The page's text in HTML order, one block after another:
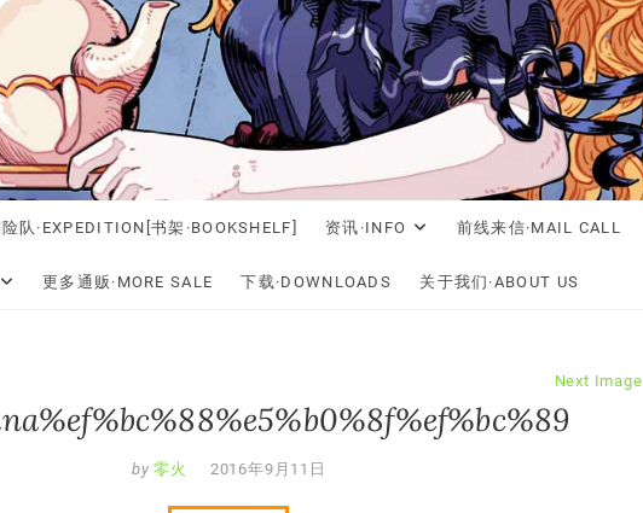
队·EXPEDITION[书架·BOOKSHELF] 资讯·INFO 前线来信·MAIL CALL
更多通贩·MORE SALE 下载·DOWNLOADS 关于我们·ABOUT US
Next Image
by 零火 2016年9月11日